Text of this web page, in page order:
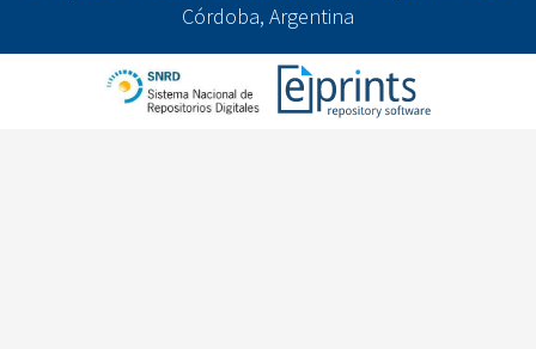
Córdoba, Argentina